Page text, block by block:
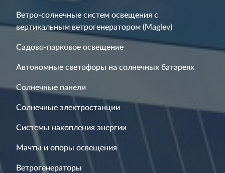
Ветро-солнечные систем освещения с
вертикальным ветрогенератором (Maglev)
Садово-парковое освещение
Автономные светофоры на солнечных батареях
Солнечные панели
Солнечные электростанции
Системы накопления энергии
Мачты и опоры освещения
Ветрогенераторы